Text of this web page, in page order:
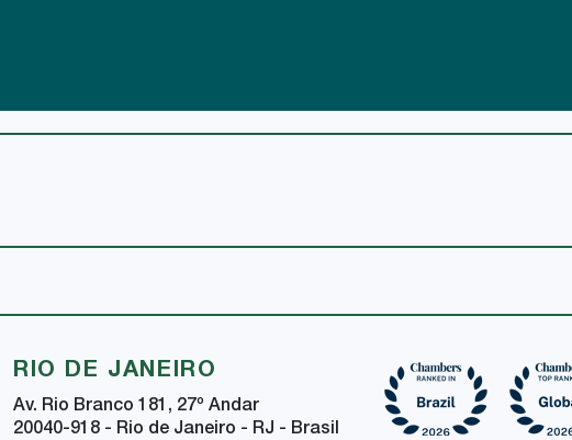
RIO DE JANEIRO
Av. Rio Branco 181, 27º Andar
20040-918 - Rio de Janeiro - RJ - Brasil